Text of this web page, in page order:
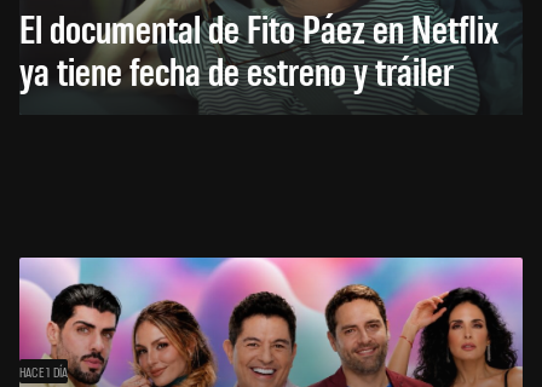
El documental de Fito Páez en Netflix
ya tiene fecha de estreno y tráiler
HACE 1 DÍA